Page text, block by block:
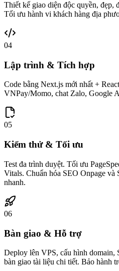
Thiết kế giao diện độc quyền, đẹp,
Tối ưu hành vi khách hàng địa
04
Lập trình & Tích hợp
Code bằng Next.js mới nhất +
VNPay/Momo, chat Zalo, Google
05
Kiểm thử & Tối ưu
Test đa trình duyệt. Tối ưu
Vitals. Chuẩn hóa SEO Onpage và
nhanh.
06
Bàn giao & Hỗ trợ
Deploy lên VPS, cấu hình domain,
bàn giao tài liệu chi tiết. Bảo hành